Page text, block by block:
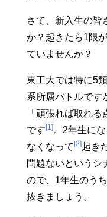
さて、新入生の皆
か？起きたら1限
ていませんか？
東工大では特に5
系所属バトルです
「頑張れば取れ
です [1]。2年生に
なくなって [2]起き
問題ないというシ
ので、1年生のう
抜きましょう。